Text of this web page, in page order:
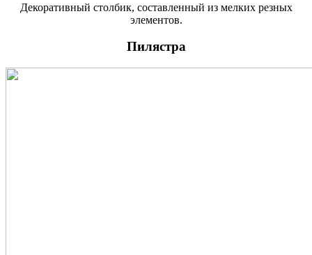
Декоративный столбик, составленный из мелких резных
элементов.
Пилястра